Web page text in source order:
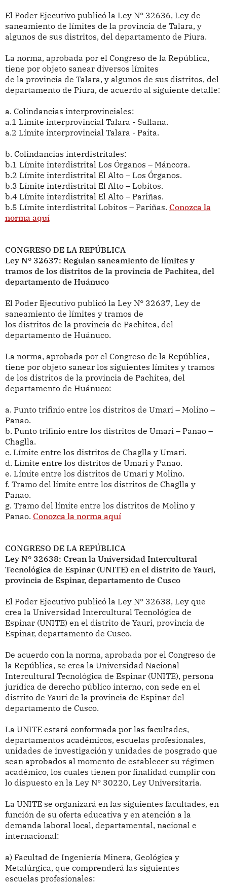
El Poder Ejecutivo publicó la Ley N° 32636, Ley de
saneamiento de límites de la provincia de Talara, y
algunos de sus distritos, del departamento de Piura.
La norma, aprobada por el Congreso de la República,
tiene por objeto sanear diversos límites
de la provincia de Talara, y algunos de sus distritos, del
departamento de Piura, de acuerdo al siguiente detalle:
a. Colindancias interprovinciales:
a.1 Límite interprovincial Talara - Sullana.
a.2 Límite interprovincial Talara - Paita.
b. Colindancias interdistritales:
b.1 Límite interdistrital Los Órganos – Máncora.
b.2 Límite interdistrital El Alto – Los Órganos.
b.3 Límite interdistrital El Alto – Lobitos.
b.4 Límite interdistrital El Alto – Pariñas.
b.5 Límite interdistrital Lobitos – Pariñas. Conozca la
norma aquí
CONGRESO DE LA REPÚBLICA
Ley N° 32637: Regulan saneamiento de límites y
tramos de los distritos de la provincia de Pachitea, del
departamento de Huánuco
El Poder Ejecutivo publicó la Ley N° 32637, Ley de
saneamiento de límites y tramos de
los distritos de la provincia de Pachitea, del
departamento de Huánuco.
La norma, aprobada por el Congreso de la República,
tiene por objeto sanear los siguientes límites y tramos
de los distritos de la provincia de Pachitea, del
departamento de Huánuco:
a. Punto trifinio entre los distritos de Umari – Molino –
Panao.
b. Punto trifinio entre los distritos de Umari – Panao –
Chaglla.
c. Límite entre los distritos de Chaglla y Umari.
d. Límite entre los distritos de Umari y Panao.
e. Límite entre los distritos de Umari y Molino.
f. Tramo del límite entre los distritos de Chaglla y
Panao.
g. Tramo del límite entre los distritos de Molino y
Panao. Conozca la norma aquí
CONGRESO DE LA REPÚBLICA
Ley N° 32638: Crean la Universidad Intercultural
Tecnológica de Espinar (UNITE) en el distrito de Yauri,
provincia de Espinar, departamento de Cusco
El Poder Ejecutivo publicó la Ley N° 32638, Ley que
crea la Universidad Intercultural Tecnológica de
Espinar (UNITE) en el distrito de Yauri, provincia de
Espinar, departamento de Cusco.
De acuerdo con la norma, aprobada por el Congreso de
la República, se crea la Universidad Nacional
Intercultural Tecnológica de Espinar (UNITE), persona
jurídica de derecho público interno, con sede en el
distrito de Yauri de la provincia de Espinar del
departamento de Cusco.
La UNITE estará conformada por las facultades,
departamentos académicos, escuelas profesionales,
unidades de investigación y unidades de posgrado que
sean aprobados al momento de establecer su régimen
académico, los cuales tienen por finalidad cumplir con
lo dispuesto en la Ley N° 30220, Ley Universitaria.
La UNITE se organizará en las siguientes facultades, en
función de su oferta educativa y en atención a la
demanda laboral local, departamental, nacional e
internacional:
a) Facultad de Ingeniería Minera, Geológica y
Metalúrgica, que comprenderá las siguientes
escuelas profesionales: